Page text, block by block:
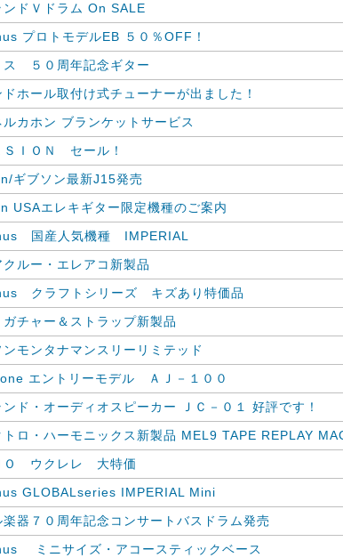
ンドＶドラム On SALE
プロトモデルEB ５０％OFF！
ス ５０周年記念ギター
ホール取付け式チューナーが出ました！
ルカホン ブランケットサービス
ＳＩＯＮ セール！
ギブソン最新J15発売
USAエレキギター限定機種のご案内
国産人気機種 IMPERIAL
クルー・エレアコ新製品
クラフトシリーズ キズあり特価品
ガチャー＆ストラップ新製品
ンモンタナマンスリーリミテッド
エントリーモデル ＡＪ－１００
ンド・オーディオスピーカー ＪＣ－０１ 好評です！
トロ・ハーモニックス新製品 MEL9 TAPE REPLAY
Ｏ ウクレレ 大特価
GLOBALseries IMPERIAL Mini
楽器７０周年記念コンサートバスドラム発売
ミニサイズ・アコースティックベース